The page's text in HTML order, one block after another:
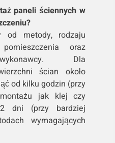
paneli ściennych w
od metody, rodzaju
oraz
Dla
ścian około
od kilku godzin (przy
jak klej czy
dni (przy bardziej
wymagających